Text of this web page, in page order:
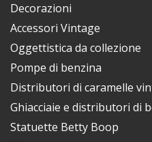
Decorazioni
Accessori Vintage
Oggettistica da collezione
Pompe di benzina
Distributori di caramelle
Ghiacciaie e distributori di
Statuette Betty Boop